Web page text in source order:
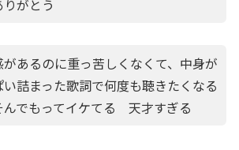
がとう
があるのに重っ苦しくなくて、中身が
い詰まった歌詞で何度も聴きたくなる
でもってイケてる 天才すぎる